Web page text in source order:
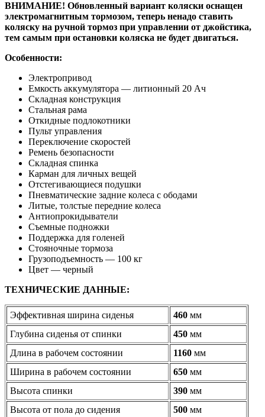
ВНИМАНИЕ! Обновленный вариант коляски оснащен
электромагнитным тормозом, теперь ненадо ставить
коляску на ручной тормоз при управлении от джойстика,
тем самым при остановки коляска не будет двигаться.
Особенности:
Электропривод
Емкость аккумулятора — литионный 20 Ач
Складная конструкция
Стальная рама
Откидные подлокотники
Пульт управления
Переключение скоростей
Ремень безопасности
Складная спинка
Карман для личных вещей
Отстегивающиеся подушки
Пневматические задние колеса с ободами
Литые, толстые передние колеса
Антиопрокидыватели
Съемные подножки
Поддержка для голеней
Стояночные тормоза
Грузоподъемность — 100 кг
Цвет — черный
ТЕХНИЧЕСКИЕ ДАННЫЕ:
Эффективная ширина сиденья 460 мм
Глубина сиденья от спинки
450 мм
Длина в рабочем состоянии
1160 мм
Ширина в рабочем состоянии
650 мм
Высота спинки
390 мм
Высота от пола до сидения
500 мм